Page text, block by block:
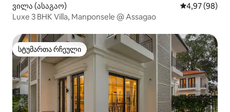
ვილა (ასაგაო) საშუალო
4,97 (98)
Luxe 3 BHK Villa, Manponsele @ Assagao
სტუმართა რჩეული
სტუმართა რჩეული